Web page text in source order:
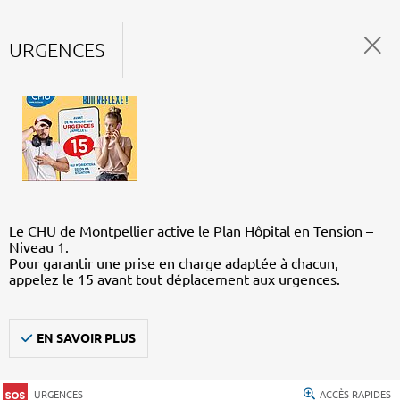
URGENCES
Le CHU de Montpellier active le Plan Hôpital en Tension –
Niveau 1.
Pour garantir une prise en charge adaptée à chacun,
appelez le 15 avant tout déplacement aux urgences.
EN SAVOIR PLUS
URGENCES ACCÈS RAPIDES